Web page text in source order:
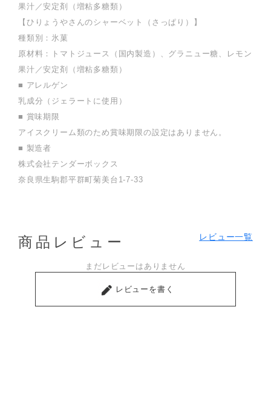
果汁／安定剤（増粘多糖類）
【ひりょうやさんのシャーベット（さっぱり）】
種類別：氷菓
原材料：トマトジュース（国内製造）、グラニュー糖、レモン
果汁／安定剤（増粘多糖類）
■ アレルゲン
乳成分（ジェラートに使用）
■ 賞味期限
アイスクリーム類のため賞味期限の設定はありません。
■ 製造者
株式会社テンダーボックス
奈良県生駒郡平群町菊美台1-7-33
商品レビュー レビュー一覧
まだレビューはありません
レビューを書く